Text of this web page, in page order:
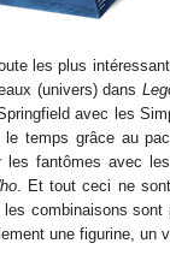
les plus
(univers) dans
avec les
le temps grâce au
les fantômes avec
. Et tout ceci ne
combinaisons sont
une figurine, un